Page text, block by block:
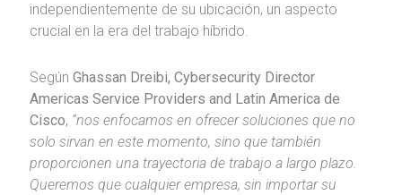
independientemente de su ubicación, un aspecto
crucial en la era del trabajo híbrido.
Según Ghassan Dreibi, Cybersecurity Director
Americas Service Providers and Latin America de
Cisco, “nos enfocamos en ofrecer soluciones que no
solo sirvan en este momento, sino que también
proporcionen una trayectoria de trabajo a largo plazo.
Queremos que cualquier empresa, sin importar su